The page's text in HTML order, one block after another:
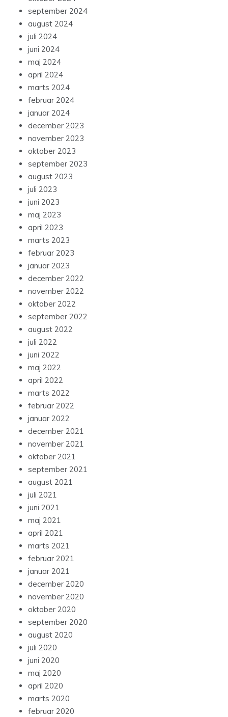
september 2024
august 2024
juli 2024
juni 2024
maj 2024
april 2024
marts 2024
februar 2024
januar 2024
december 2023
november 2023
oktober 2023
september 2023
august 2023
juli 2023
juni 2023
maj 2023
april 2023
marts 2023
februar 2023
januar 2023
december 2022
november 2022
oktober 2022
september 2022
august 2022
juli 2022
juni 2022
maj 2022
april 2022
marts 2022
februar 2022
januar 2022
december 2021
november 2021
oktober 2021
september 2021
august 2021
juli 2021
juni 2021
maj 2021
april 2021
marts 2021
februar 2021
januar 2021
december 2020
november 2020
oktober 2020
september 2020
august 2020
juli 2020
juni 2020
maj 2020
april 2020
marts 2020
februar 2020